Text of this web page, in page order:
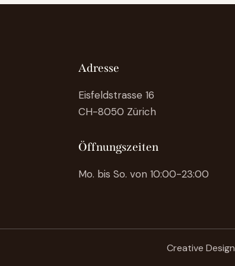
Adresse
Eisfeldstrasse 16
CH-8050 Zürich
Öffnungszeiten
Mo. bis So. von 10:00-23:00
Creative Design